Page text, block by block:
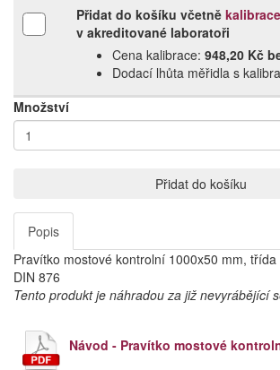
Přidat do košíku včetně kalibrace
v akreditované laboratoři
Cena kalibrace: 948,20 Kč
Dodací lhůta měřidla s
Množství
Přidat do košíku
Popis
Pravítko mostové kontrolní 1000x50 mm, třída
DIN 876
Tento produkt je náhradou za již nevyrábějící
Návod - Pravítko mostové